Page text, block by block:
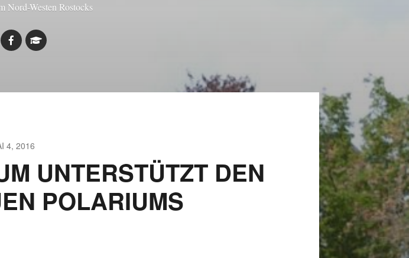
Nord-Westen Rostocks
4, 2016
UNTERSTÜTZT DEN
POLARIUMS